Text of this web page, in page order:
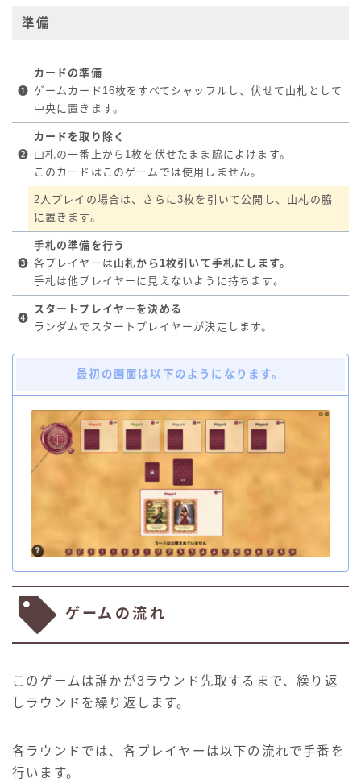
準備
❶
カードの準備
ゲームカード16枚をすべてシャッフルし、伏せて山札として
中央に置きます。
❷
カードを取り除く
山札の一番上から1枚を伏せたまま脇によけます。
このカードはこのゲームでは使用しません。
2人プレイの場合は、さらに3枚を引いて公開し、山札の脇
に置きます。
❸
手札の準備を行う
各プレイヤーは 山札から1枚引いて手札にします。
手札は他プレイヤーに見えないように持ちます。
❹
スタートプレイヤーを決める
ランダムでスタートプレイヤーが決定します。
最初の画面は以下のようになります。
ゲームの流れ
このゲームは誰かが3ラウンド先取するまで、繰り返
しラウンドを繰り返します。
各ラウンドでは、各プレイヤーは以下の流れで手番を
行います。